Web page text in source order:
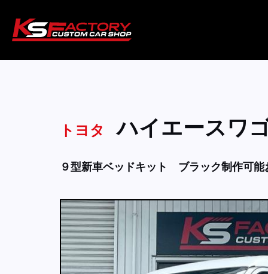
トヨタ ハイエースワ
９型新車ベッドキット ブラック制作可